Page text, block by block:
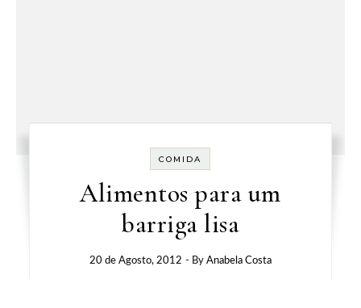
COMIDA
Alimentos para um
barriga lisa
20 de Agosto, 2012 - By Anabela Costa